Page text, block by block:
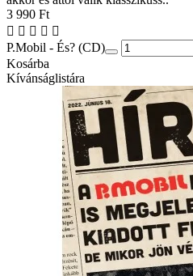
3 990 Ft
P.Mobil - És? (CD)
Kosárba
Kívánságlistára